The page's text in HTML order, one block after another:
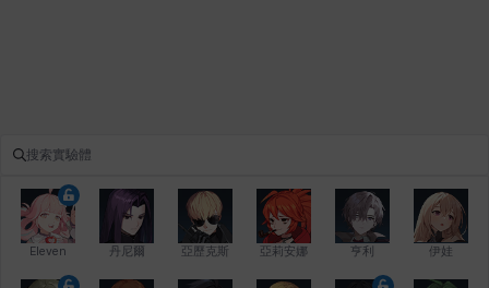
Eleven 丹尼爾 亞歷克斯 亞莉安娜 亨利 伊娃